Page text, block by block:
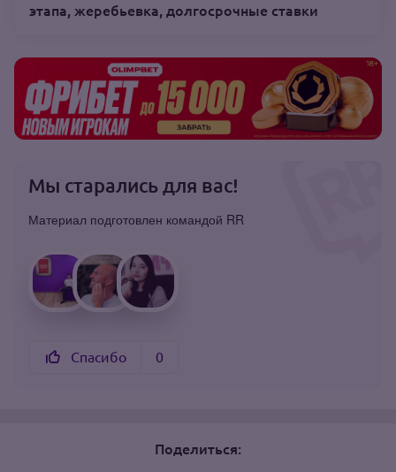
этапа, жеребьевка, долгосрочные ставки
Мы старались для вас!
Материал подготовлен командой RR
Спасибо 0
Поделиться: